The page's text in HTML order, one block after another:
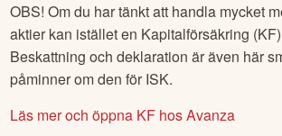
OBS! Om du har tänkt att handla mycket
aktier kan istället en Kapitalförsäkring
Beskattning och deklaration är även här
påminner om den för ISK.
Läs mer och öppna KF hos Avanza